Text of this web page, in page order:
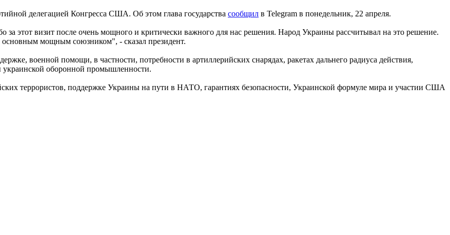
делегацией Конгресса США. Об этом глава государства сообщил в Telegram в понедельник, 22 апреля.
этот визит после очень мощного и критически важного для нас решения. Народ Украины рассчитывал на это решение.
мощным союзником", - сказал президент.
военной помощи, в частности, потребности в артиллерийских снарядах, ракетах дальнего радиуса действия,
оборонной промышленности.
террористов, поддержке Украины на пути в НАТО, гарантиях безопасности, Украинской формуле мира и участии США